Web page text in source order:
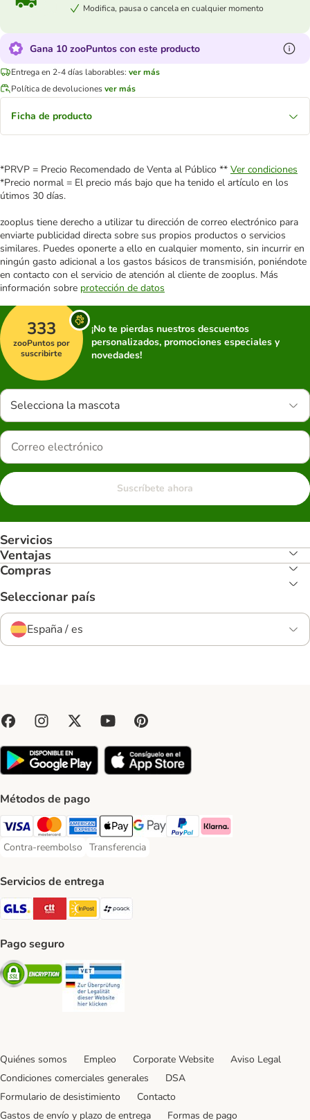
Modifica, pausa o cancela en cualquier momento
Gana 10 zooPuntos con este producto
Entrega en 2-4 días laborables: ver más
Política de devolucionesver más
Ficha de producto
*PRVP = Precio Recomendado de Venta al Público ** Ver condiciones
*Precio normal = El precio más bajo que ha tenido el artículo en los
útimos 30 días.
zooplus tiene derecho a utilizar tu dirección de correo electrónico para
enviarte publicidad directa sobre sus propios productos o servicios
similares. Puedes oponerte a ello en cualquier momento, sin incurrir en
ningún gasto adicional a los gastos básicos de transmisión, poniéndote
en contacto con el servicio de atención al cliente de zooplus. Más
información sobre protección de datos
333
zooPuntos por
suscribirte
¡No te pierdas nuestros descuentos
personalizados, promociones especiales y
novedades!
Selecciona la mascota
Suscríbete ahora
Servicios
Ventajas
Compras
Seleccionar país
España / es
Métodos de pago
Visa Payment Method
Mastercard Payment Method
American Express Payment Method
Apple Pay Payment Method
Google Pay Payment Method
PayPal Payment Method
Klarna Payment Method
Contra-reembolso
Contra-reembolso Payment Method
Transferencia
Transferencia Payment Method
Servicios de entrega
GLS Shipping Method
CTTExpress Shipping Method
InPost Shipping Method
paack Shipping Method
Pago seguro
Security
Quiénes somos Empleo Corporate Website
Aviso Legal
Condiciones comerciales generales
DSA
Formulario de desistimiento
Contacto
Gastos de envío y plazo de entrega
Formas de pago